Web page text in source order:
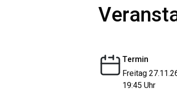
Termin
Freitag
19:45 Uhr